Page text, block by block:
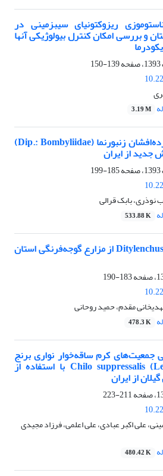
ریزوکتونیای سیب‏زمینی در
و بررسی امکان کنترل بیولوژیکی آنها
139-150
3.19 M
مطالعة فون مگس‌های گرده‌افشان زنبورنما (Dip.: Bombyliidae)
جدید از ایران
185-199
بابک قرالی
533.88 K
شناسایی گونه‌های جنسDitylenchus از مزارع گوجه‌فرنگی استان
183-190
مقدم، حمید روحانی
478.3 K
جمعیت‌های کرم ساقه‌خوار نواری برنج
Chilo suppressalis (Lepidoptera: Pyralidae) با استفاده از
211-223
علی اکبر عبادی، علی اعلمی، فرزاد مجیدی
480.42 K